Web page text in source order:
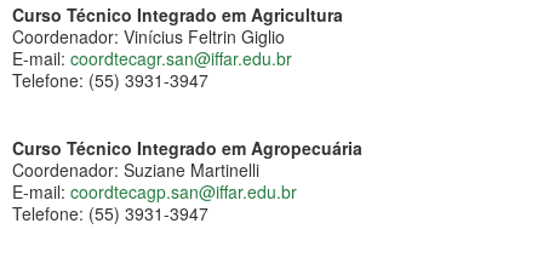
Curso Técnico Integrado em Agricultura
Coordenador: Vinícius Feltrin Giglio
E-mail: coordtecagr.san@iffar.edu.br
Telefone: (55) 3931-3947
Curso Técnico Integrado em Agropecuária
Coordenador: Suziane Martinelli
E-mail: coordtecagp.san@iffar.edu.br
Telefone: (55) 3931-3947